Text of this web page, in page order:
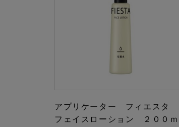
アプリケーター フィエスタ
フェイスローション ２００ｍ